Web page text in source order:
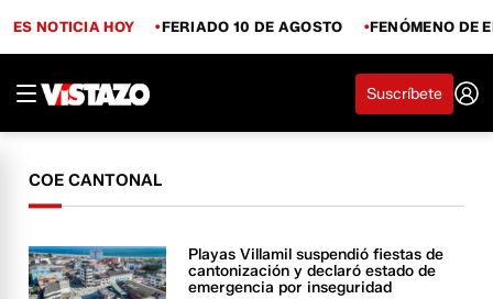
ES NOTICIA HOY FERIADO 10 DE AGOSTO FENÓMENO DE
Suscríbete
COE CANTONAL
Playas Villamil suspendió fiestas de
cantonización y declaró estado de
emergencia por inseguridad